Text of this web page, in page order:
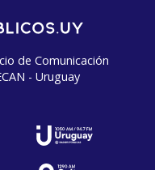
de Comunicación
- Uruguay